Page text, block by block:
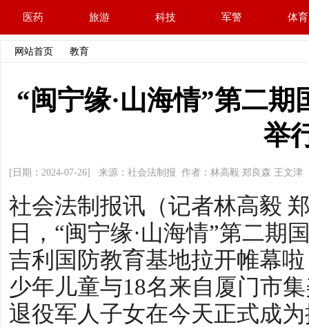
医药 旅游 科技 军警 体育
网站首页 教育
“闽宁缘·山海情”第二
举
[日期：2024-07-26] 来源：社会法制报 作者：林高毅 郑良森 王文津
社会法制报讯（记者林高毅
日，“闽宁缘·山海情”第二期
吉利国防教育基地拉开帷幕
少年儿童与18名来自厦门市
退役军人子女在今天正式成